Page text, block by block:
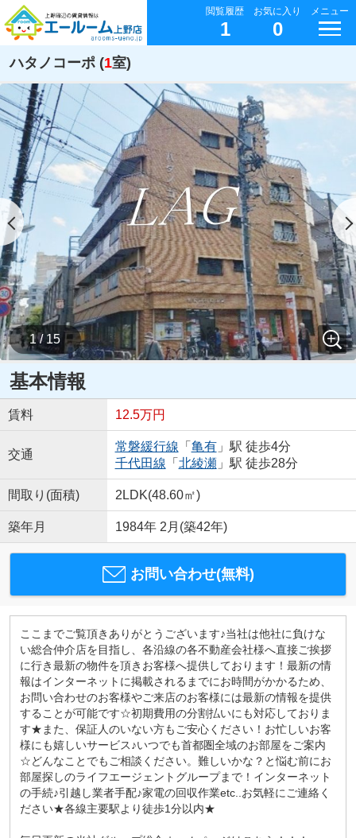
閲覧履歴
1
お気に入り
0
メニュー
ハタノコーポ (1室)
1 / 15
基本情報
賃料 12.5万円
交通
常磐緩行線 「 亀有」駅 徒歩4分
千代田線 「 北綾瀬」駅 徒歩28分
間取り(面積) 2LDK(48.60㎡)
築年月 1984年 2月(築42年)
お問い合わせ(無料)
ここまでご覧頂きありがとうございます♪当社は他社に負けな
い総合仲介店を目指し、各沿線の各不動産会社様へ直接ご挨拶
に行き最新の物件を頂きお客様へ提供しております！最新の情
報はインターネットに掲載されるまでにお時間がかかるため、
お問い合わせのお客様やご来店のお客様には最新の情報を提供
することが可能です☆初期費用の分割払いにも対応しておりま
す★また、保証人のいない方もご安心ください！お忙しいお客
様にも嬉しいサービス♪いつでも首都圏全域のお部屋をご案内
☆どんなことでもご相談ください。難しいかな？と悩む前にお
部屋探しのライフエージェントグループまで！インターネット
の手続♪引越し業者手配♪家電の回収作業etc..お気軽にご連絡く
ださい★各線主要駅より徒歩1分以内★